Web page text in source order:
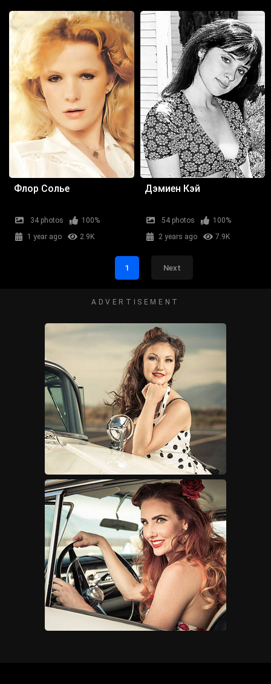
Флор Солье
34 photos
100%
1 year ago
2.9K
Дэмиен Кэй
54 photos
100%
2 years ago
7.9K
1 Next
ADVERTISEMENT